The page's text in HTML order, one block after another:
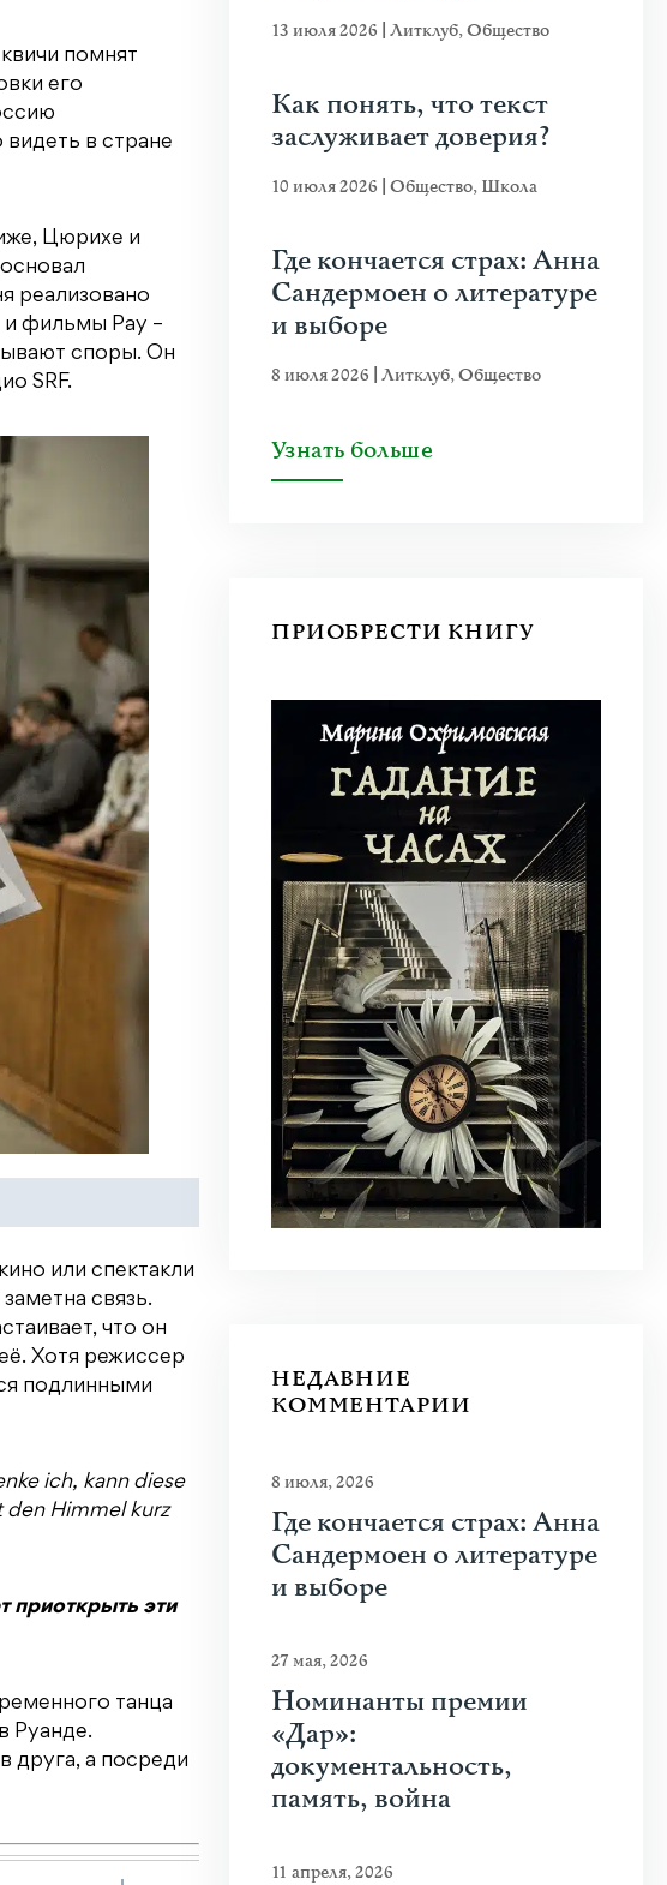
помнят
его
видеть в стране
Цюрихе и
реализовано
и фильмы Рау –
споры. Он
SRF.
или спектакли
связь.
что он
Хотя режиссер
подлинными
ich, kann diese
den Himmel kurz
приоткрыть эти
танца
Руанде.
друга, а посреди
13 июля 2026 Литклуб,Общество
Как понять, что текст
заслуживает доверия?
10 июля 2026 Общество, Школа
Где кончается страх: Анна
Сандермоен о литературе
и выборе
8 июля 2026 Литклуб,Общество
Узнать больше
ПРИОБРЕСТИ КНИГУ
НЕДАВНИЕ
КОММЕНТАРИИ
8 июля, 2026
Где кончается страх: Анна
Сандермоен о литературе
и выборе
27 мая, 2026
Номинанты премии
«Дар»:
документальность,
память, война
11 апреля, 2026